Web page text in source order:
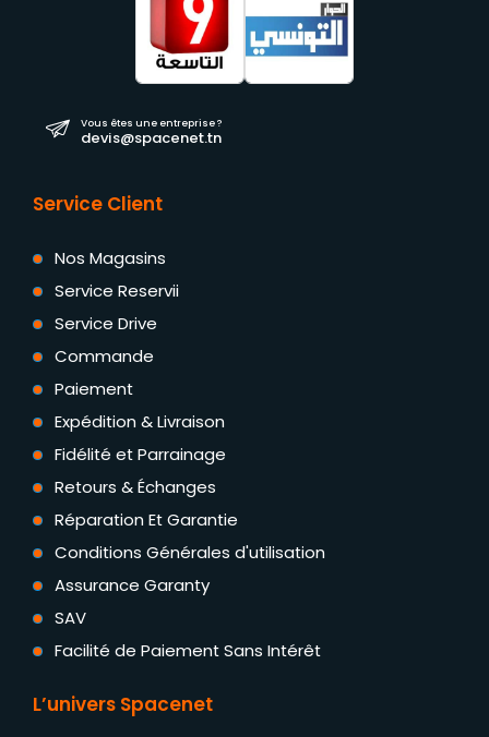
Vous êtes une entreprise ?
devis@spacenet.tn
Service Client
Nos Magasins
Service Reservii
Service Drive
Commande
Paiement
Expédition & Livraison
Fidélité et Parrainage
Retours & Échanges
Réparation Et Garantie
Conditions Générales d'utilisation
Assurance Garanty
SAV
Facilité de Paiement Sans Intérêt
L’univers Spacenet